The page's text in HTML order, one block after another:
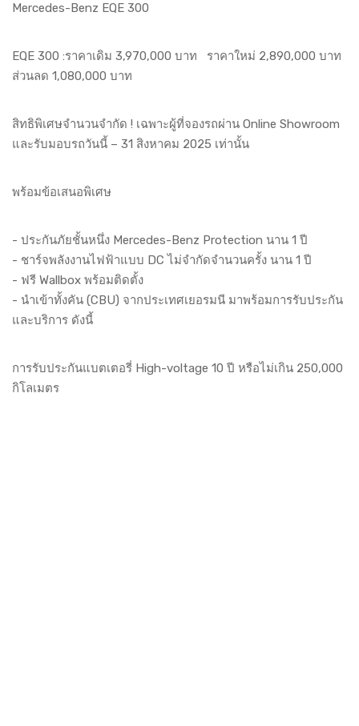
Mercedes-Benz EQE 300
EQE 300 :ราคาเดิม 3,970,000 บาท ราคาใหม่ 2,890,000 บาท
ส่วนลด 1,080,000 บาท
สิทธิพิเศษจำนวนจำกัด ! เฉพาะผู้ที่จองรถผ่าน Online Showroom
และรับมอบรถวันนี้ – 31 สิงหาคม 2025 เท่านั้น
พร้อมข้อเสนอพิเศษ
- ประกันภัยชั้นหนึ่ง Mercedes-Benz Protection นาน 1 ปี
- ชาร์จพลังงานไฟฟ้าแบบ DC ไม่จำกัดจำนวนครั้ง นาน 1 ปี
- ฟรี Wallbox พร้อมติดตั้ง
- นำเข้าทั้งคัน (CBU) จากประเทศเยอรมนี มาพร้อมการรับประกัน
และบริการ ดังนี้
การรับประกันแบตเตอรี่ High-voltage 10 ปี หรือไม่เกิน 250,000
กิโลเมตร